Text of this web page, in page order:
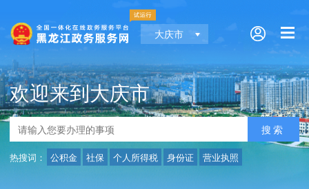
大庆市
欢迎来到大庆市
热搜词： 公积金 社保 个人所得税 身份证 营业执照